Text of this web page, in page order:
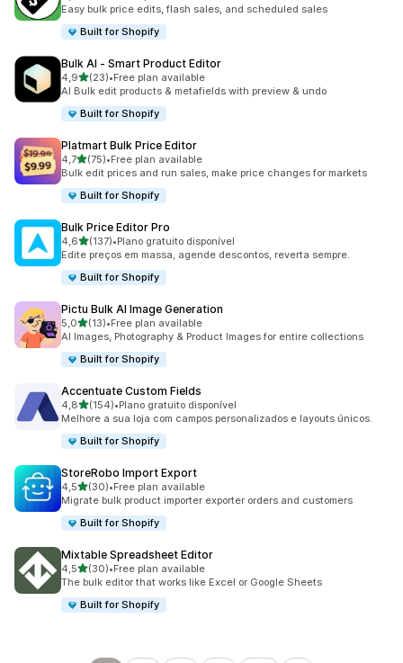
Easy bulk price edits, flash sales, and scheduled sales
Built for Shopify
Bulk AI ‑ Smart Product Editor
4,9de 5 estrelas
(23)
23 total de avaliações
•Free plan available
AI Bulk edit products & metafields with preview & undo
Built for Shopify
Platmart Bulk Price Editor
4,7de 5 estrelas
(75)
75 total de avaliações
•Free plan available
Bulk edit prices and run sales, make price changes for markets
Built for Shopify
Bulk Price Editor Pro
4,6de 5 estrelas
(137)
137 total de avaliações
•Plano gratuito disponível
Edite preços em massa, agende descontos, reverta sempre.
Built for Shopify
Pictu Bulk AI Image Generation
5,0de 5 estrelas
(13)
13 total de avaliações
•Free plan available
AI Images, Photography & Product Images for entire collections
Built for Shopify
Accentuate Custom Fields
4,8de 5 estrelas
(154)
154 total de avaliações
•Plano gratuito disponível
Melhore a sua loja com campos personalizados e layouts únicos.
Built for Shopify
StoreRobo Import Export
4,5de 5 estrelas
(30)
30 total de avaliações
•Free plan available
Migrate bulk product importer exporter orders and customers
Built for Shopify
Mixtable Spreadsheet Editor
4,5de 5 estrelas
(30)
30 total de avaliações
•Free plan available
The bulk editor that works like Excel or Google Sheets
Built for Shopify